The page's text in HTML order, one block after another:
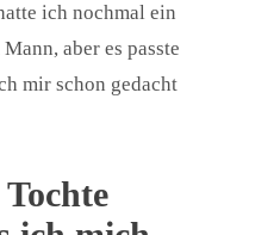
ich nochmal ein
aber es passte
mir schon gedacht